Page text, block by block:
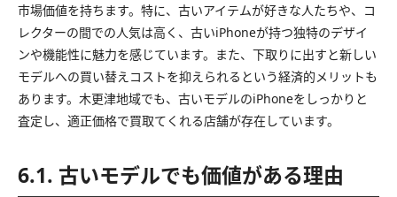
市場価値を持ちます。特に、古いアイテムが好きな人たちや、コ
レクターの間での人気は高く、古いiPhoneが持つ独特のデザイ
ンや機能性に魅力を感じています。また、下取りに出すと新しい
モデルへの買い替えコストを抑えられるという経済的メリットも
あります。木更津地域でも、古いモデルのiPhoneをしっかりと
査定し、適正価格で買取てくれる店舗が存在しています。
6.1. 古いモデルでも価値がある理由